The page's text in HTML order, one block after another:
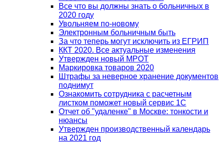
Все что вы должны знать о больничных в
2020 году
Увольняем по-новому
Электронным больничным быть
За что теперь могут исключить из ЕГРИП
ККТ 2020. Все актуальные изменения
Утвержден новый МРОТ
Маркировка товаров 2020
Штрафы за неверное хранение документов
поднимут
Ознакомить сотрудника с расчетным
листком поможет новый сервис 1С
Отчет об "удаленке" в Москве: тонкости и
нюансы
Утвержден производственный календарь
на 2021 год